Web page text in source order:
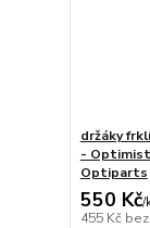
držáky
-
Optiparts
550 Kč/
455 Kč